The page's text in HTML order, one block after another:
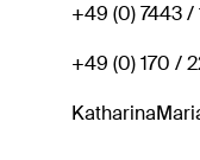
+49 (0) 7443 /
+49 (0) 170 /